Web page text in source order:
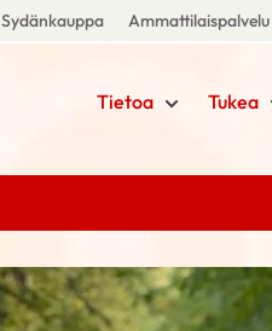
Sydänkauppa Ammattilaispalvelu
Tietoa Tukea